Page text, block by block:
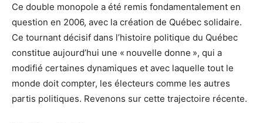
Ce double monopole a été remis fondamentalement en
question en 2006, avec la création de Québec solidaire.
Ce tournant décisif dans l’histoire politique du Québec
constitue aujourd’hui une « nouvelle donne », qui a
modifié certaines dynamiques et avec laquelle tout le
monde doit compter, les électeurs comme les autres
partis politiques. Revenons sur cette trajectoire récente.